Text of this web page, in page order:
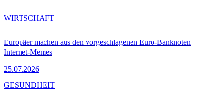
Europäer machen aus den vorgeschlagenen Euro-Banknoten
Internet-Memes
25.07.2026
WIRTSCHAFT
GESUNDHEIT